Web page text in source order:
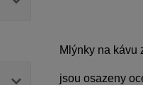
Mlýnky na kávu
jsou osazeny